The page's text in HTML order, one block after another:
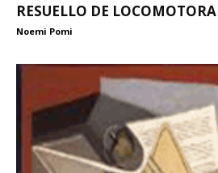
RESUELLO DE LOCOMOTORA
Noemi Pomi